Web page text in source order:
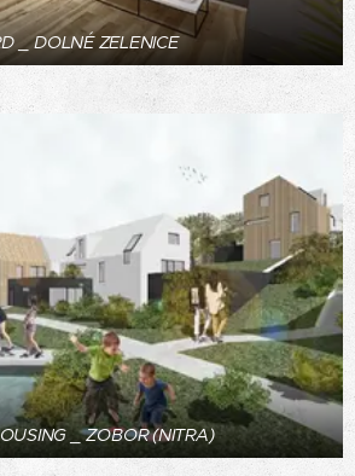
_ DOLNÉ ZELENICE
_ ZOBOR (NITRA)